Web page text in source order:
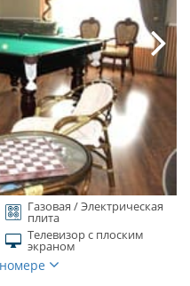
Газовая / Электрическая
плита
Телевизор с плоским
экраном